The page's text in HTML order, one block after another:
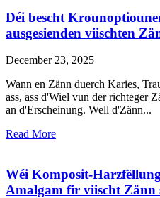
Déi bescht
ausgesienden viischten
December 23, 2025
Wann en Zänn duerch Karies,
ass, ass d'Wiel vun der richteger
an d'Erscheinung. Well d'Zänn...
Read More
Wéi Komposit-
Amalgam fir viischt Zänn